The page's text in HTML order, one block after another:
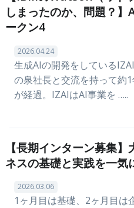
しまったのか、問題？
ークン4
2026.04.24
生成AIの開発をしている
の泉社長と交流を持って約
が経過。IZAIはAI事業を …..
【長期インターン募集
ネスの基礎と実践を一気
2026.03.06
1ヶ月目は基礎、2ヶ月目は